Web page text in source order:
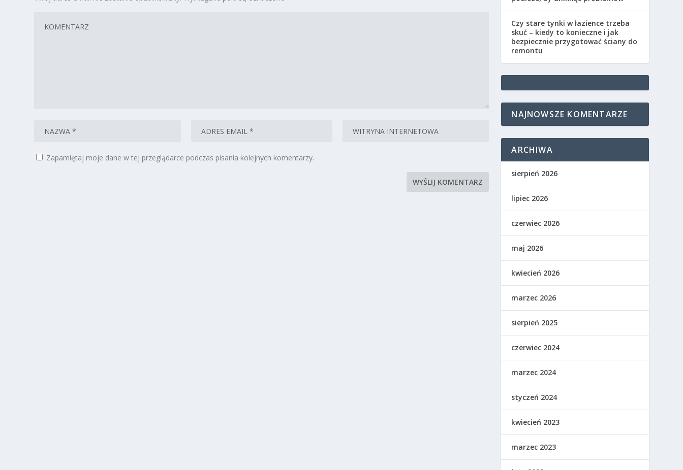
Zapamiętaj moje dane w tej przeglądarce podczas pisania kolejnych komentarzy.
Czy stare tynki w łazience trzeba
skuć – kiedy to konieczne i jak
bezpiecznie przygotować ściany do
remontu
NAJNOWSZE KOMENTARZE
ARCHIWA
sierpień 2026
lipiec 2026
czerwiec 2026
maj 2026
kwiecień 2026
marzec 2026
sierpień 2025
czerwiec 2024
marzec 2024
styczeń 2024
kwiecień 2023
marzec 2023